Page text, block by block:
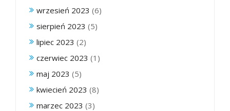
wrzesień 2023 (6)
sierpień 2023 (5)
lipiec 2023 (2)
czerwiec 2023 (1)
maj 2023 (5)
kwiecień 2023 (8)
marzec 2023 (3)